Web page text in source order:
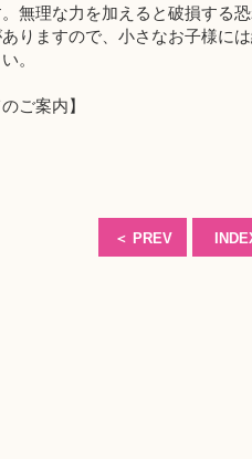
無理な力を加えると破損する
りますので、小さなお子様には
。
ご案内】
＜ PREV